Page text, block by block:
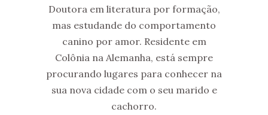
Doutora em literatura por formação,
mas estudande do comportamento
canino por amor. Residente em
Colônia na Alemanha, está sempre
procurando lugares para conhecer na
sua nova cidade com o seu marido e
cachorro.